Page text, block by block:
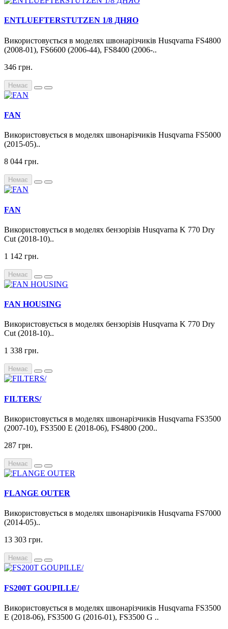
ENTLUEFTERSTUTZEN 1/8 ДНЯО
Використовується в моделях швонарізчиків Husqvarna FS4800
(2008-01), FS6600 (2006-44), FS8400 (2006-..
346 грн.
Немає
FAN
Використовується в моделях швонарізчиків Husqvarna FS5000
(2015-05)..
8 044 грн.
Немає
FAN
Використовується в моделях бензорізів Husqvarna K 770 Dry
Cut (2018-10)..
1 142 грн.
Немає
FAN HOUSING
Використовується в моделях бензорізів Husqvarna K 770 Dry
Cut (2018-10)..
1 338 грн.
Немає
FILTERS/
Використовується в моделях швонарізчиків Husqvarna FS3500
(2007-10), FS3500 E (2018-06), FS4800 (200..
287 грн.
Немає
FLANGE OUTER
Використовується в моделях швонарізчиків Husqvarna FS7000
(2014-05)..
13 303 грн.
Немає
FS200T GOUPILLE/
Використовується в моделях швонарізчиків Husqvarna FS3500
E (2018-06), FS3500 G (2016-01), FS3500 G ..